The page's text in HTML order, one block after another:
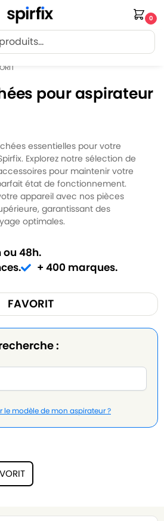
0
Relais offerte dès 30€ d’achat.
pour aspirateur
essentielles pour votre
Explorez notre sélection de
pour maintenir votre
état de fonctionnement.
appareil avec nos pièces
garantissant des
optimales.
ou 48h.
+ 400 marques.
FAVORIT
:
le modèle de mon aspirateur ?